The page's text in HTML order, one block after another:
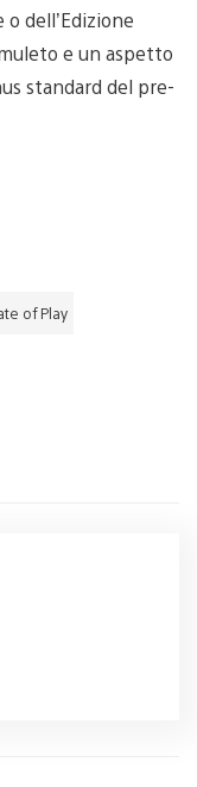
dell’Edizione
e un aspetto
standard del pre-
of Play